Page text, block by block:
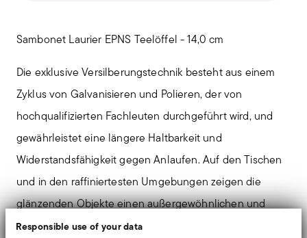
Responsible use of your data
Sambonet Laurier EPNS Teelöffel - 14,0 cm
Die exklusive Versilberungstechnik besteht aus einem
Zyklus von Galvanisieren und Polieren, der von
hochqualifizierten Fachleuten durchgeführt wird, und
gewährleistet eine längere Haltbarkeit und
Widerstandsfähigkeit gegen Anlaufen. Auf den Tischen
und in den raffiniertesten Umgebungen zeigen die
glänzenden Objekte einen außergewöhnlichen und
lang anhaltenden Spiegeleffekt.